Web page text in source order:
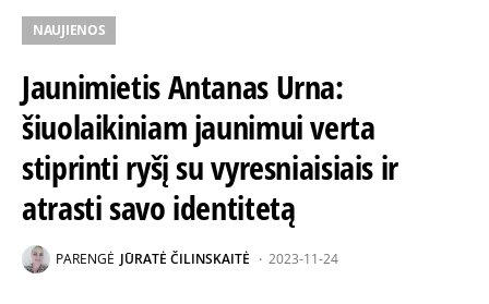
NAUJIENOS
Jaunimietis Antanas Urna:
šiuolaikiniam jaunimui verta
stiprinti ryšį su vyresniaisiais ir
atrasti savo identitetą
PARENGĖ JŪRATĖ ČILINSKAITĖ 2023-11-24